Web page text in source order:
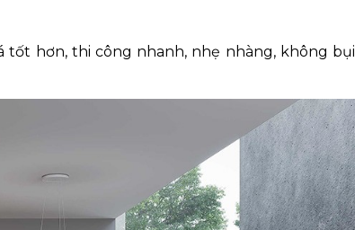
tốt hơn, thi công nhanh, nhẹ nhàng, không bụi